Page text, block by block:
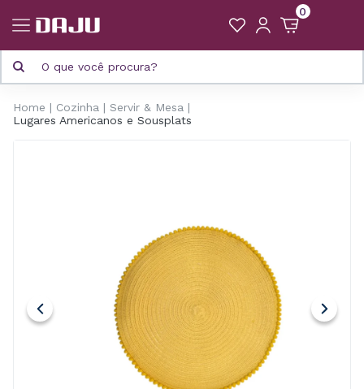
0
Home Cozinha
Servir & Mesa
Lugares Americanos e Sousplats